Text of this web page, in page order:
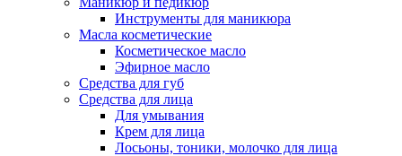
Инструменты для маникюра
Масла косметические
Косметическое масло
Эфирное масло
Средства для губ
Средства для лица
Для умывания
Крем для лица
Лосьоны, тоники, молочко для лица